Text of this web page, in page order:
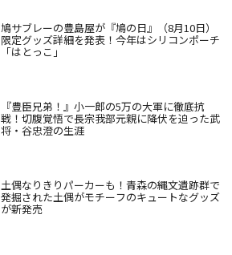
鳩サブレーの豊島屋が『鳩の日』（8月10日）
限定グッズ詳細を発表！今年はシリコンポーチ
「はとっこ」
『豊臣兄弟！』小一郎の5万の大軍に徹底抗
戦！切腹覚悟で長宗我部元親に降伏を迫った武
将・谷忠澄の生涯
土偶なりきりパーカーも！青森の縄文遺跡群で
発掘された土偶がモチーフのキュートなグッズ
が新発売